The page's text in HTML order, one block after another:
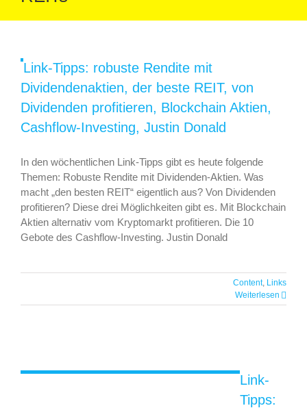
Dividendenaktien,
REIT,
von
profitieren,
Blockchain
Cashflow-
Investing,
Justin
Donald
Link-Tipps: robuste Rendite mit
Dividendenaktien, der beste REIT, von
Dividenden profitieren, Blockchain Aktien,
Cashflow-Investing, Justin Donald
In den wöchentlichen Link-Tipps gibt es heute folgende
Themen: Robuste Rendite mit Dividenden-Aktien. Was
macht „den besten REIT“ eigentlich aus? Von Dividenden
profitieren? Diese drei Möglichkeiten gibt es. Mit Blockchain
Aktien alternativ vom Kryptomarkt profitieren. Die 10
Gebote des Cashflow-Investing. Justin Donald
Content, Links
Weiterlesen
Dividenden sammeln, Warren-Buffett-
Link-
Tipps: